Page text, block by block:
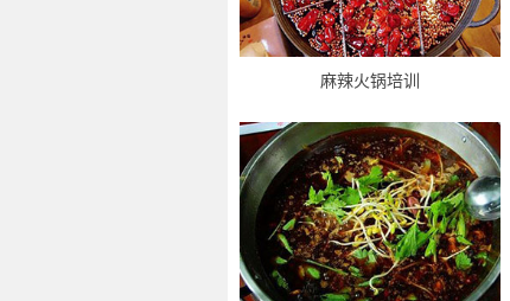
麻辣火锅培训